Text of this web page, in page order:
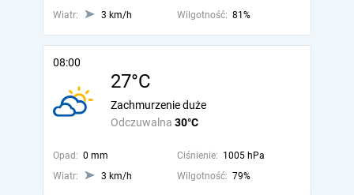
Wiatr: 3 km/h Wilgotność: 81%
08:00
27°C
Odczuwalna 30°C
Zachmurzenie duże
Opad: 0 mm Ciśnienie: 1005 hPa
Wiatr:
3 km/h Wilgotność: 79%